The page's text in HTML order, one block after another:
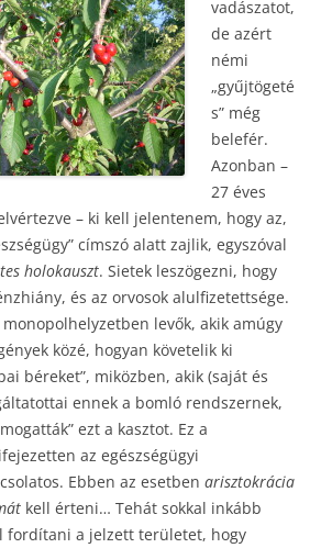
vadászatot,
de azért
némi
„gyűjtögeté
s” még
belefér.
Azonban –
27 éves
– ki kell jelentenem, hogy az,
címszó alatt zajlik, egyszóval
holokauszt. Sietek leszögezni, hogy
és az orvosok alulfizetettsége.
levők, akik amúgy
közé, hogyan követelik ki
béreket”, miközben, akik (saját és
ennek a bomló rendszernek,
ezt a kasztot. Ez a
az egészségügyi
Ebben az esetben arisztokrácia
kell érteni… Tehát sokkal inkább
fordítani a jelzett területet, hogy